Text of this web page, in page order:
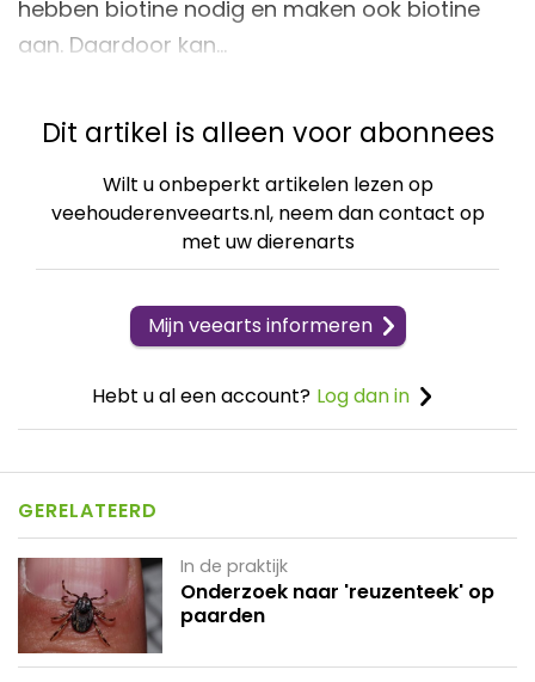
hebben biotine nodig en maken ook biotine
aan. Daardoor kan…
Dit artikel is alleen voor abonnees
Wilt u onbeperkt artikelen lezen op
veehouderenveearts.nl, neem dan contact op
met uw dierenarts
Mijn veearts informeren
Hebt u al een account? Log dan in
GERELATEERD
In de praktijk
Onderzoek naar 'reuzenteek' op
paarden